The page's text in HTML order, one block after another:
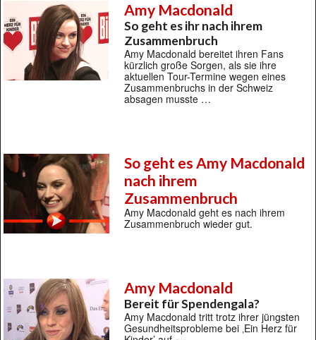
Amy Macdonald
So geht es ihr nach ihrem
Zusammenbruch
Amy Macdonald bereitet ihren Fans
kürzlich große Sorgen, als sie ihre
aktuellen Tour-Termine wegen eines
Zusammenbruchs in der Schweiz
absagen musste …
So geht es Amy Macdonald
nach ihrem
Zusammenbruch
Amy Macdonald geht es nach ihrem
Zusammenbruch wieder gut.
Amy Macdonald
Bereit für Spendengala?
Amy Macdonald tritt trotz ihrer jüngsten
Gesundheitsprobleme bei ‚Ein Herz für